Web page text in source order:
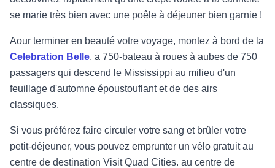
se marie très bien avec une poêle à déjeuner bien garnie !
Aour terminer en beauté votre voyage, montez à bord de la
Celebration Belle, a 750-bateau à roues à aubes de 750
passagers qui descend le Mississippi au milieu d'un
feuillage d'automne époustouflant et de des airs
classiques.
Si vous préférez faire circuler votre sang et brûler votre
petit-déjeuner, vous pouvez emprunter un vélo gratuit au
centre de destination Visit Quad Cities. au centre de